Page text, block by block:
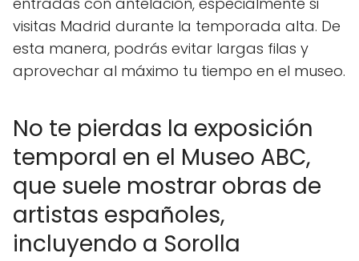
visitas Madrid durante la temporada alta. De
esta manera, podrás evitar largas filas y
aprovechar al máximo tu tiempo en el museo.
No te pierdas la exposición
temporal en el Museo ABC,
que suele mostrar obras de
artistas españoles,
incluyendo a Sorolla